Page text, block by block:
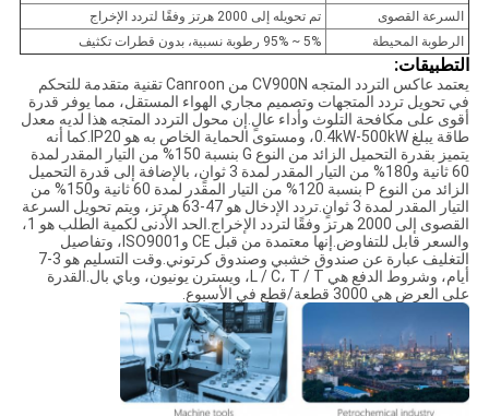
السرعة القصوى
تم تحويله إلى 2000 هرتز وفقًا لتردد الإخراج
الرطوبة المحيطة
5% ~ 95% رطوبة نسبية، بدون قطرات تكثيف
التطبيقات:
يعتمد عاكس التردد المتجه CV900N من ​​Canroon تقنية متقدمة للتحكم
في تحويل تردد المتجهات وتصميم مجاري الهواء المستقل، مما يوفر قدرة
أقوى على مكافحة التلوث وأداء عالٍ.إن محول التردد المتجه هذا لديه معدل
طاقة يبلغ 0.4kW-500kW، ومستوى الحماية الخاص به هو IP20.كما أنه
يتميز بقدرة التحميل الزائد من النوع G بنسبة 150% من التيار المقدر لمدة
60 ثانية و180% من التيار المقدر لمدة 3 ثوانٍ، بالإضافة إلى قدرة التحميل
الزائد من النوع P بنسبة 120% من التيار المقدر لمدة 60 ثانية و150% من
التيار المقدر لمدة 3 ثوانٍ.تردد الإدخال هو 47-63 هرتز، ويتم تحويل السرعة
القصوى إلى 2000 هرتز وفقًا لتردد الإخراج.الحد الأدنى لكمية الطلب هو 1،
والسعر قابل للتفاوض.إنها معتمدة من قبل CE وISO9001، وتفاصيل
التغليف عبارة عن صندوق خشبي وصندوق كرتوني.وقت التسليم هو 3-7
أيام، وشروط الدفع هي L / C، T / T، ويسترن يونيون، وباي بال.القدرة
على العرض هي 3000 قطعة/قطع في الأسبوع.